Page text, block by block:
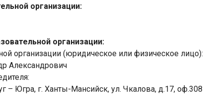
организации:
организации:
организации (юридическое или физическое лицо):
Александрович
– Югра, г. Ханты-Мансийск, ул. Чкалова, д.17, оф.308